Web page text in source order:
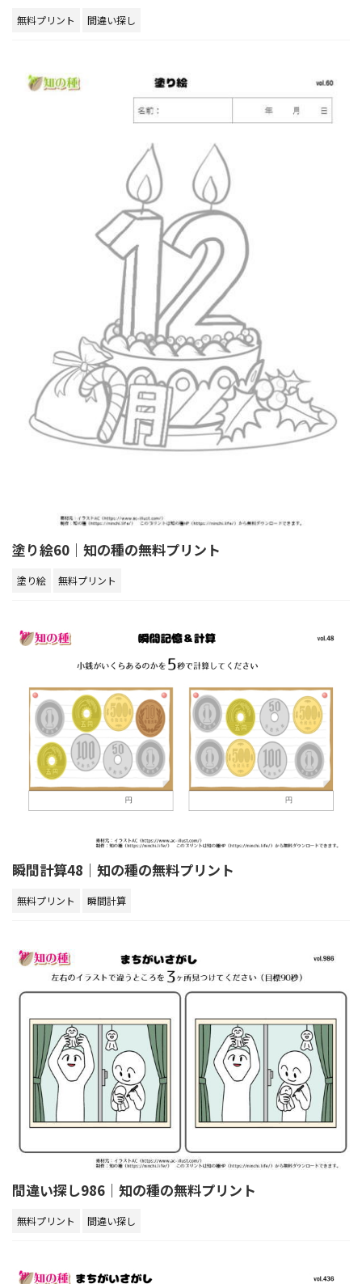
無料プリント 間違い探し
塗り絵60｜知の種の無料プリント
塗り絵 無料プリント
瞬間計算48｜知の種の無料プリント
無料プリント 瞬間計算
間違い探し986｜知の種の無料プリント
無料プリント 間違い探し